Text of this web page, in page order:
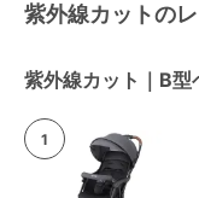
紫外線カットの
紫外線カット｜B